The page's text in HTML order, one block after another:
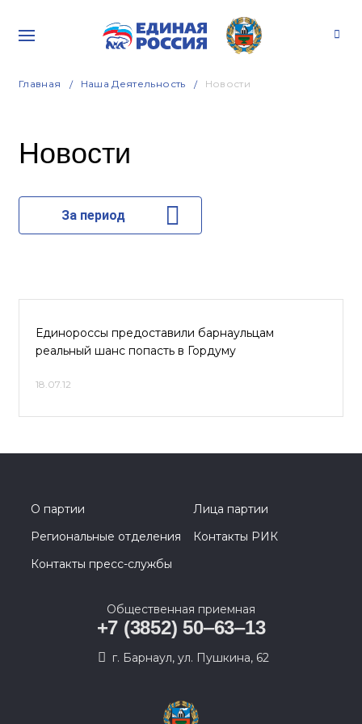
Главная Наша Деятельность Новости
Новости
За период
Единороссы предоставили барнаульцам
реальный шанс попасть в Гордуму
18.07.12
О партии
Лица партии
Региональные отделения
Контакты РИК
Контакты пресс-службы
Общественная приемная
+7 (3852) 50‒63‒13
г. Барнаул, ул. Пушкина, 62